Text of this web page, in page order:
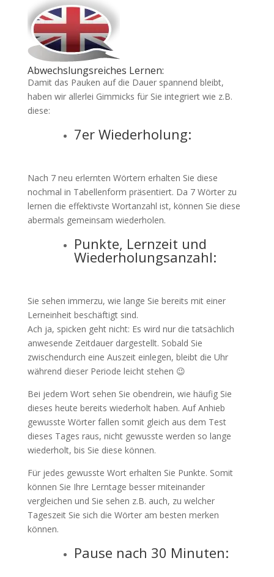
Abwechslungsreiches Lernen:
Damit das Pauken auf die Dauer spannend bleibt,
haben wir allerlei Gimmicks für Sie integriert wie z.B.
diese:
7er Wiederholung:
Nach 7 neu erlernten Wörtern erhalten Sie diese
nochmal in Tabellenform präsentiert. Da 7 Wörter zu
lernen die effektivste Wortanzahl ist, können Sie diese
abermals gemeinsam wiederholen.
Punkte, Lernzeit und
Wiederholungsanzahl:
Sie sehen immerzu, wie lange Sie bereits mit einer
Lerneinheit beschäftigt sind.
Ach ja, spicken geht nicht: Es wird nur die tatsächlich
anwesende Zeitdauer dargestellt. Sobald Sie
zwischendurch eine Auszeit einlegen, bleibt die Uhr
während dieser Periode leicht stehen 😉
Bei jedem Wort sehen Sie obendrein, wie häufig Sie
dieses heute bereits wiederholt haben. Auf Anhieb
gewusste Wörter fallen somit gleich aus dem Test
dieses Tages raus, nicht gewusste werden so lange
wiederholt, bis Sie diese können.
Für jedes gewusste Wort erhalten Sie Punkte. Somit
können Sie Ihre Lerntage besser miteinander
vergleichen und Sie sehen z.B. auch, zu welcher
Tageszeit Sie sich die Wörter am besten merken
können.
Pause nach 30 Minuten: